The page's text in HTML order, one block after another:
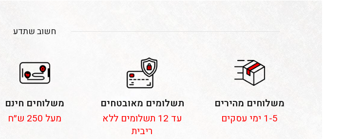
חשוב שתדע
משלוחים מהירים
1-5 ימי עסקים
תשלומים מאובטחים
עד 12 תשלומים ללא
ריבית
משלוחים חינם
מעל 250 ש״ח